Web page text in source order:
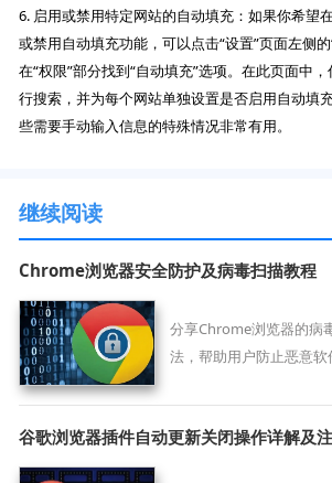
6. 启用或禁用特定网站的自动填充：如果你希望
或禁用自动填充功能，可以点击“设置”页面左侧
在“权限”部分找到“自动填充”选项。在此页面中
行搜索，并为每个网站单独设置是否启用自动填
些需要手动输入信息的特殊情况非常有用。
继续阅读
Chrome浏览器安全防护及病毒扫描教程
分享Chrome浏览器的病
法，帮助用户防止恶意
谷歌浏览器插件自动更新关闭操作详解及